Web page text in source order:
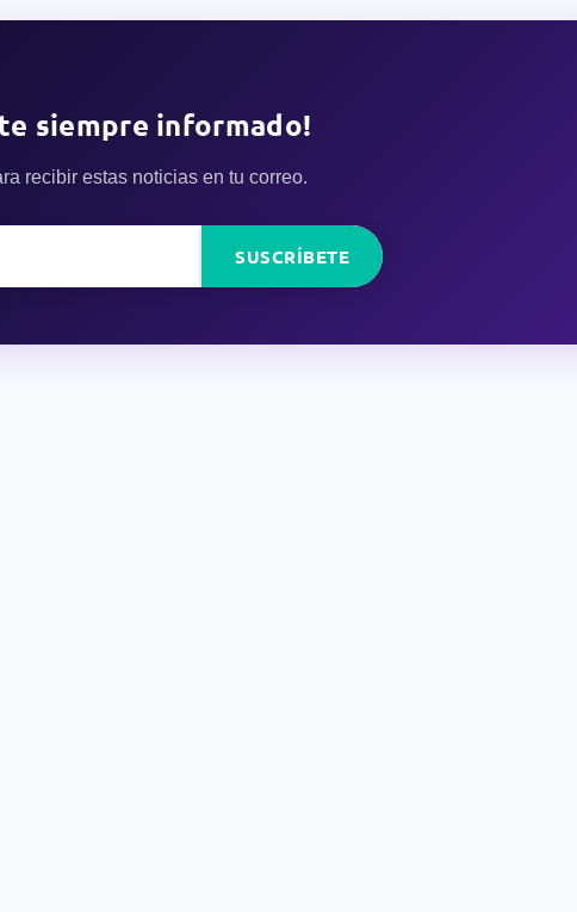
siempre informado!
recibir estas noticias en tu correo.
SUSCRÍBETE